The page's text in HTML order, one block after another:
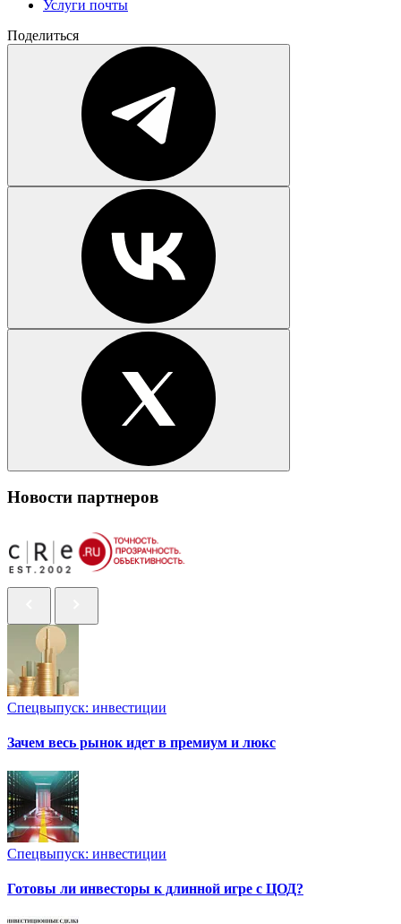
Услуги почты
Поделиться
Новости партнеров
Спецвыпуск: инвестиции
Зачем весь рынок идет в премиум и люкс
Спецвыпуск: инвестиции
Готовы ли инвесторы к длинной игре с ЦОД?